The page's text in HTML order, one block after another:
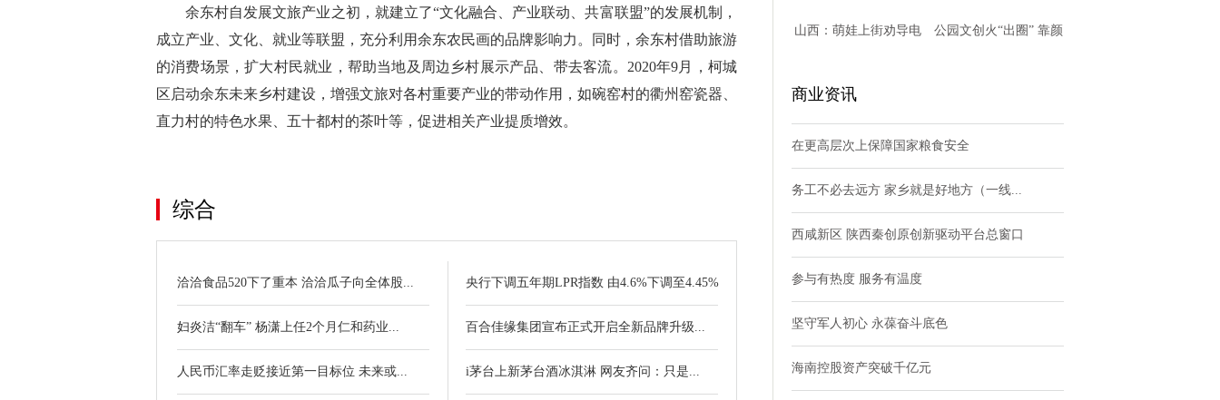
余东村自发展文旅产业之初，就建立了“文化融合、产业联动、共富联盟”的发展机制，
成立产业、文化、就业等联盟，充分利用余东农民画的品牌影响力。同时，余东村借助旅游
的消费场景，扩大村民就业，帮助当地及周边乡村展示产品、带去客流。2020年9月，柯城
区启动余东未来乡村建设，增强文旅对各村重要产业的带动作用，如碗窑村的衢州窑瓷器、
直力村的特色水果、五十都村的茶叶等，促进相关产业提质增效。
综合
洽洽食品520下了重本 洽洽瓜子向全体股...
妇炎洁“翻车” 杨潇上任2个月仁和药业...
人民币汇率走贬接近第一目标位 未来或...
央行下调五年期LPR指数 由4.6%下调至4.45%
百合佳缘集团宣布正式开启全新品牌升级...
i茅台上新茅台酒冰淇淋 网友齐问：只是...
山西：萌娃上街劝导电
公园文创火“出圈” 靠颜
商业资讯
在更高层次上保障国家粮食安全
务工不必去远方 家乡就是好地方（一线...
西咸新区 陕西秦创原创新驱动平台总窗口
参与有热度 服务有温度
坚守军人初心 永葆奋斗底色
海南控股资产突破千亿元